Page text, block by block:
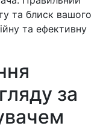
та блиск вашого
та ефективну
за